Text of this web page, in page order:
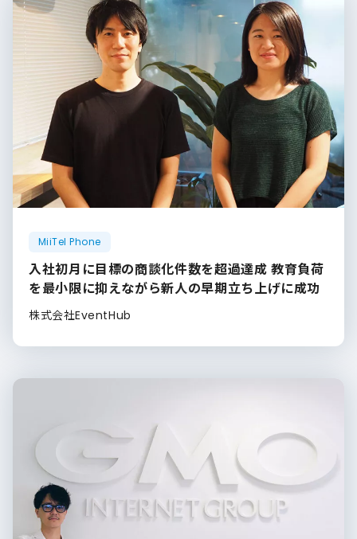
MiiTel Phone
入社初月に目標の商談化件数を超過達成 教育負荷
を最小限に抑えながら新人の早期立ち上げに成功
株式会社EventHub